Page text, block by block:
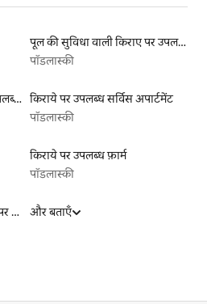
पूल की सुविधा वाली किराए पर उपलब्ध लिस्टिंग
पॉडलास्की
पालतू जीवों के लिए किराए पर उपलब्ध लिस्टिंग
किराये पर उपलब्ध सर्विस अपार्टमेंट
पॉडलास्की
किराये पर उपलब्ध फ़ार्म
पॉडलास्की
कायाक की सुविधा वाली किराये पर उपलब्ध लिस्टिंग
और बताएँ